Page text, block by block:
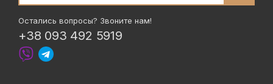
Остались вопросы? Звоните нам!
+38 093 492 5919